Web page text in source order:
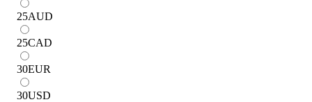
25AUD
25CAD
30EUR
30USD